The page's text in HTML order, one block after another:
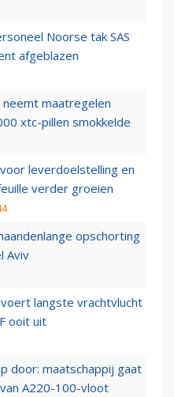
Noorse tak SAS
afgeblazen
neemt maatregelen
xtc-pillen smokkelde
leverdoelstelling en
verder groeien
opschorting
Aviv
langste vrachtvlucht
ooit uit
door: maatschappij gaat
A220-100-vloot